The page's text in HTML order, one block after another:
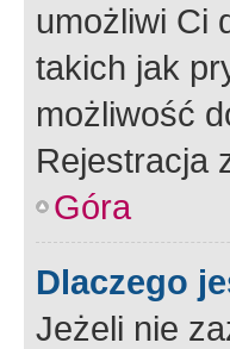
umożliwi Ci
takich jak
możliwość
Rejestracja
Góra
Dlaczego
Jeżeli nie